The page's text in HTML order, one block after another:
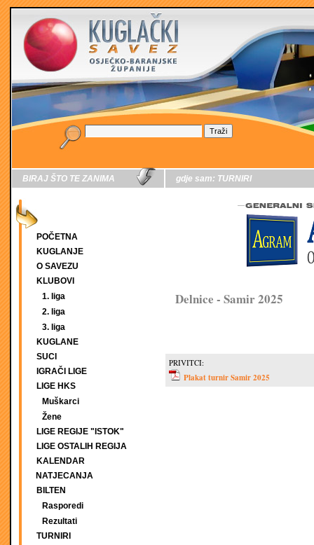
BIRAJ ŠTO TE ZANIMA
POČETNA
KUGLANJE
O SAVEZU
KLUBOVI
1. liga
2. liga
3. liga
KUGLANE
SUCI
IGRAČI LIGE
LIGE HKS
Muškarci
Žene
LIGE REGIJE "ISTOK"
LIGE OSTALIH REGIJA
KALENDAR
NATJECANJA
BILTEN
Rasporedi
Rezultati
TURNIRI
gdje sam: TURNIRI
Delnice - Samir 2025
PRIVITCI:
Plakat turnir Samir 2025